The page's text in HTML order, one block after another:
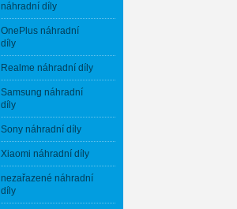
náhradní díly
OnePlus náhradní
díly
Realme náhradní díly
Samsung náhradní
díly
Sony náhradní díly
Xiaomi náhradní díly
nezařazené náhradní
díly